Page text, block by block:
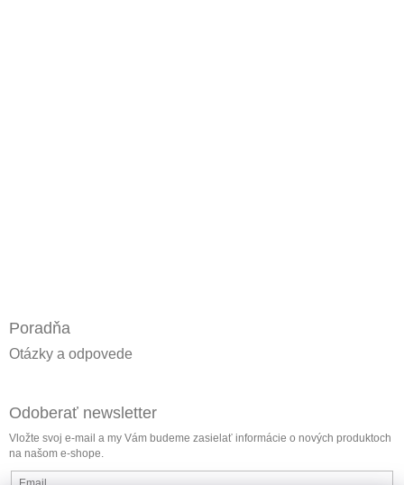
Poradňa
Otázky a odpovede
Odoberať newsletter
Vložte svoj e-mail a my Vám budeme zasielať informácie o nových produktoch
na našom e-shope.